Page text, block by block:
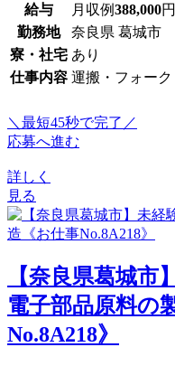
給与 月収例388,000円
勤務地
奈良県 葛城市
寮・社宅 あり
仕事内容 運搬・フォーク
＼最短45秒で完了／
応募へ進む
詳しく
見る
【奈良県葛城市
電子部品原料の
No.8A218》